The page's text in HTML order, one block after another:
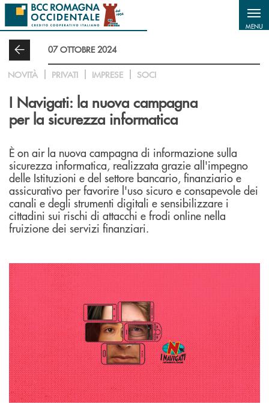
Salta al contenuto principale
MENU
07 OTTOBRE 2024
NOVITÀ PRIVATI IMPRESE SOCI
I Navigati: la nuova campagna
per la sicurezza informatica
È on air la nuova campagna di informazione sulla
sicurezza informatica, realizzata grazie all'impegno
delle Istituzioni e del settore bancario, finanziario e
assicurativo per favorire l'uso sicuro e consapevole dei
canali e degli strumenti digitali e sensibilizzare i
cittadini sui rischi di attacchi e frodi online nella
fruizione dei servizi finanziari.